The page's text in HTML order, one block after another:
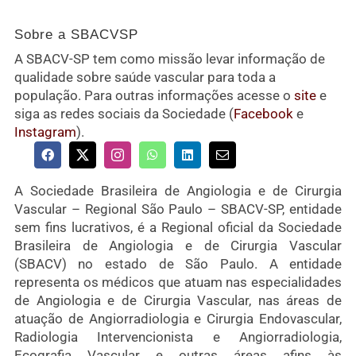
Sobre a SBACVSP
A SBACV-SP tem como missão levar informação de
qualidade sobre saúde vascular para toda a
população. Para outras informações acesse o sitee
siga as redes sociais da Sociedade (Facebooke
Instagram).
A Sociedade Brasileira de Angiologia e de Cirurgia
Vascular – Regional São Paulo – SBACV-SP, entidade
sem fins lucrativos, é a Regional oficial da Sociedade
Brasileira de Angiologia e de Cirurgia Vascular
(SBACV) no estado de São Paulo. A entidade
representa os médicos que atuam nas especialidades
de Angiologia e de Cirurgia Vascular, nas áreas de
atuação de Angiorradiologia e Cirurgia Endovascular,
Radiologia Intervencionista e Angiorradiologia,